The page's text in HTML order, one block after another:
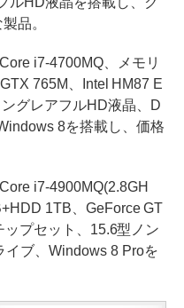
品。
i7-4700MQ、メモリ
765M、Intel HM87 E
グレアフルHD液晶、D
8を搭載し、価格
i7-4900MQ(2.8GH
1TB、GeForce GT
プセット、15.6型ノン
ブ、Windows 8 Proを